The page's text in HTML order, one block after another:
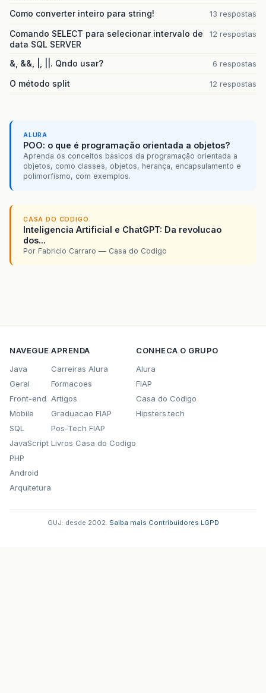
Como converter inteiro para string! 13 respostas
Comando SELECT para selecionar intervalo de
data SQL SERVER
12 respostas
&, &&, |, ||. Qndo usar? 6 respostas
O método split 12 respostas
ALURA
POO: o que é programação orientada a objetos?
Aprenda os conceitos básicos da programação orientada a
objetos, como classes, objetos, herança, encapsulamento e
polimorfismo, com exemplos.
CASA DO CODIGO
Inteligencia Artificial e ChatGPT: Da revolucao
dos...
Por Fabricio Carraro — Casa do Codigo
NAVEGUE
Java
Geral
Front-end
Mobile
SQL
JavaScript
PHP
Android
Arquitetura
APRENDA
Carreiras Alura
Formacoes
Artigos
Graduacao FIAP
Pos-Tech FIAP
Livros Casa do Codigo
CONHECA O GRUPO
Alura
FIAP
Casa do Codigo
Hipsters.tech
GUJ: desde 2002. Saiba mais Contribuidores LGPD